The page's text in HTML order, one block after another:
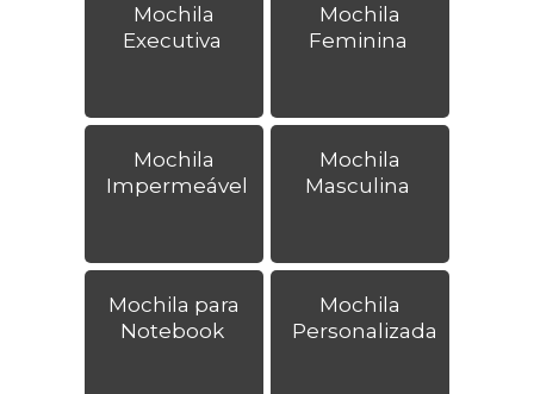
Mochila
Executiva
Mochila
Feminina
Mochila
Impermeável
Mochila
Masculina
Mochila para
Notebook
Mochila
Personalizada